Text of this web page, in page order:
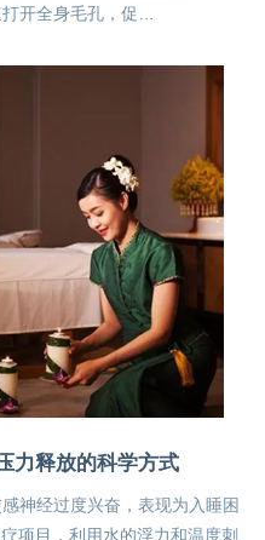
开全身毛孔，促…
力释放的科学方式
神经过度兴奋，表现为入睡困
项目，利用水的浮力和温度刺